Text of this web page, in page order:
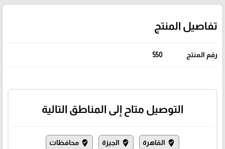
تفاصيل المنتج
رقم المنتج 550
التوصيل متاح إلى المناطق التالية
where_to_vote القاهرة where_to_vote الجيزة where_to_vote محافظات